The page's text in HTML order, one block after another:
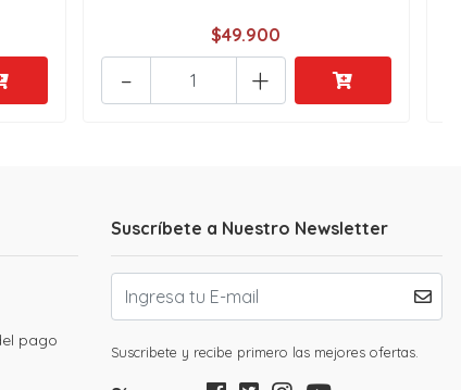
$49.900
+
-
pago
Suscríbete a Nuestro Newsletter
Suscribete y recibe primero las mejores ofertas.